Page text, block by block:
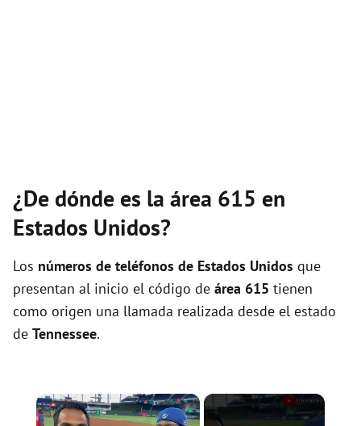
¿De dónde es la área 615 en
Estados Unidos?
Los números de teléfonos de Estados Unidos que
presentan al inicio el código de área 615 tienen
como origen una llamada realizada desde el estado
de Tennessee.
×